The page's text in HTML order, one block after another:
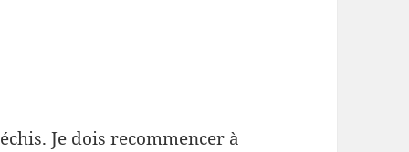
Je dois recommencer à